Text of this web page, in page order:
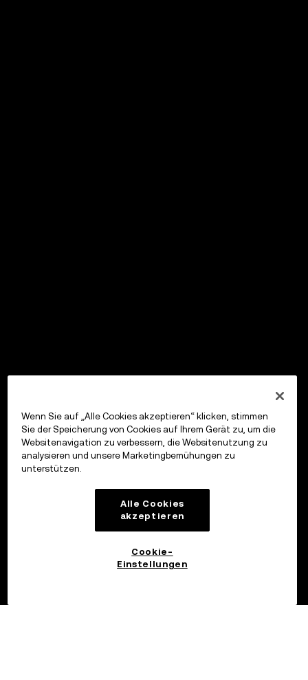
Wenn Sie auf „Alle Cookies akzeptieren“ klicken, stimmen
Sie der Speicherung von Cookies auf Ihrem Gerät zu, um die
Websitenavigation zu verbessern, die Websitenutzung zu
analysieren und unsere Marketingbemühungen zu
unterstützen.
Alle Cookies
akzeptieren
Cookie-
Einstellungen